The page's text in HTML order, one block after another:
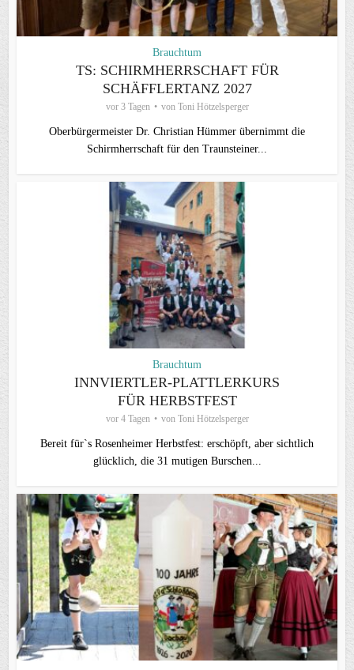
Brauchtum
TS: SCHIRMHERRSCHAFT FÜR
SCHÄFFLERTANZ 2027
vor 3 Tagen von Toni Hötzelsperger
Oberbürgermeister Dr. Christian Hümmer übernimmt die
Schirmherrschaft für den Traunsteiner...
Brauchtum
INNVIERTLER-PLATTLERKURS
FÜR HERBSTFEST
vor 4 Tagen von Toni Hötzelsperger
Bereit für`s Rosenheimer Herbstfest: erschöpft, aber sichtlich
glücklich, die 31 mutigen Burschen...